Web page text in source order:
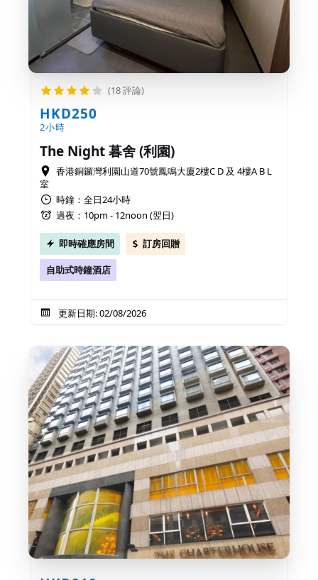
(18 評論)
HKD250
2小時
The Night 暮舍 (利園)
香港銅鑼灣利園山道70號鳳鳴大廈2樓C D 及 4樓A B L
室
時鐘：全日24小時
過夜：10pm - 12noon (翌日)
即時確應房間 訂房回贈
自助式時鐘酒店
更新日期: 02/08/2026